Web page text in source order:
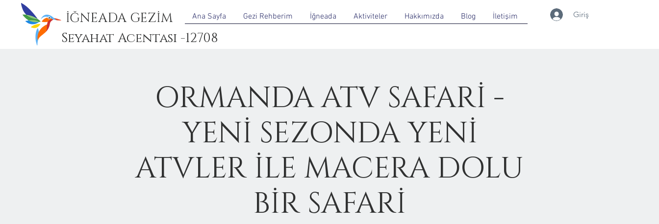
İĞNEADA GEZİM
Seyahat Acentası -12708
Ana Sayfa Gezi Rehberim İğneada Aktiviteler Hakkımızda Blog İletişim Giriş
ORMANDA ATV SAFARİ -
YENİ SEZONDA YENİ
ATVLER İLE MACERA DOLU
BİR SAFARİ